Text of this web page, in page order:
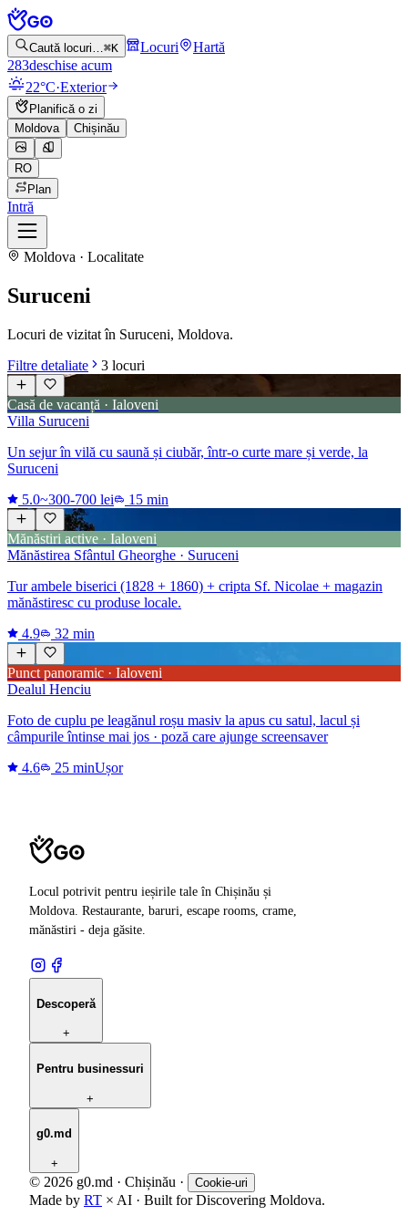
Caută locuri…⌘K Locuri
Hartă
283deschise acum
22°C·Exterior
Planifică o zi
Moldova
Chișinău
RO
Plan
Intră
Moldova · Localitate
Suruceni
Locuri de vizitat în Suruceni, Moldova.
Filtre detaliate
3 locuri
Casă de vacanță · Ialoveni
Villa Suruceni
Un sejur în vilă cu saună și ciubăr, într-o curte mare și verde, la
Suruceni
5.0~300-700 lei 15 min
Mănăstiri active · Ialoveni
Mănăstirea Sfântul Gheorghe · Suruceni
Tur ambele biserici (1828 + 1860) + cripta Sf. Nicolae + magazin
mănăstiresc cu produse locale.
4.9
32 min
Punct panoramic · Ialoveni
Dealul Henciu
Foto de cuplu pe leagănul roșu masiv la apus cu satul, lacul și
câmpurile întinse mai jos · poză care ajunge screensaver
4.6
25 minUșor
Locul potrivit pentru ieșirile tale în Chișinău și
Moldova. Restaurante, baruri, escape rooms, crame,
mănăstiri - deja găsite.
Descoperă
+
Pentru businessuri
+
g0.md
+
© 2026 g0.md · Chișinău · Cookie-uri
Made by RT × AI · Built for Discovering Moldova.